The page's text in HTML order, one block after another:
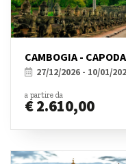
CAMBOGIA -
27/12/2026 - 10/01/
a partire da
€ 2.610,00